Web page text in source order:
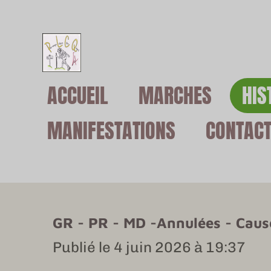
contenu
principalACCUEIL MARCHES
MANIFESTATIONS
CONTACT
GR - PR - MD -Annulées -
Publié le 4 juin 2026 à 19:37